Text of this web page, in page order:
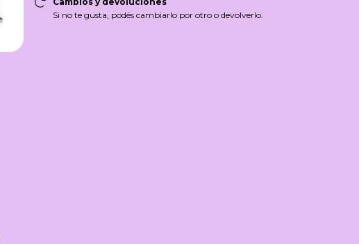
Si no te gusta, podés cambiarlo por otro o devolverlo.